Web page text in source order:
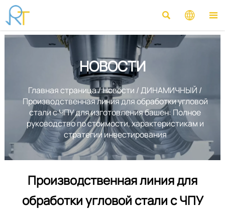
  
НОВОСТИ
Главная страница/Новости /ДИНАМИЧНЫЙ /
Производственная линия для обработки угловой
стали с ЧПУ для изготовления башен: Полное
руководство по стоимости, характеристикам и
стратегии инвестирования
Производственная линия для
обработки угловой стали с ЧПУ